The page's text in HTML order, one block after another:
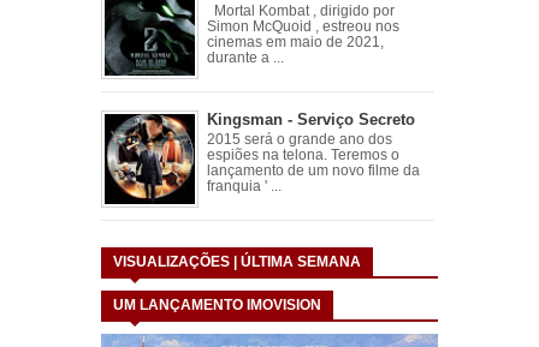
Mortal Kombat , dirigido por
Simon McQuoid , estreou nos
cinemas em maio de 2021,
durante a ...
Kingsman - Serviço Secreto
2015 será o grande ano dos
espiões na telona. Teremos o
lançamento de um novo filme da
franquia ' ...
VISUALIZAÇÕES | ÚLTIMA SEMANA
UM LANÇAMENTO IMOVISION